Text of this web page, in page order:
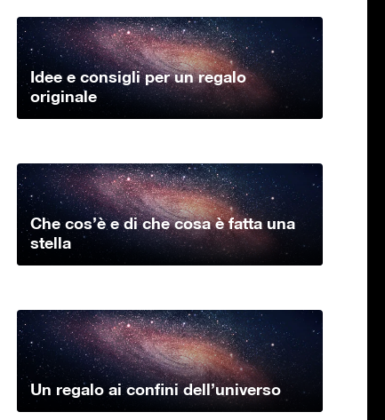
Idee e consigli per un regalo
originale
Che cos’è e di che cosa è fatta una
stella
Un regalo ai confini dell’universo